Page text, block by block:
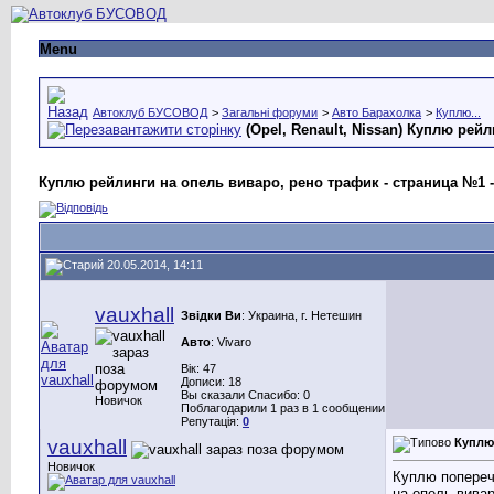
Menu
Автоклуб БУСОВОД > Загальні форуми > Авто Барахолка > Куплю...
(Opel, Renault, Nissan) Куплю
Куплю рейлинги на опель виваро, рено трафик - страница №1
20.05.2014, 14:11
vauxhall
Новичок
Звідки Ви: Украина, г. Нетешин
Авто: Vivaro
Вік: 47
Дописи: 18
Вы сказали Спасибо: 0
Поблагодарили 1 раз в 1 сообщении
Репутація: 0
vauxhall
Новичок
Куплю
Куплю